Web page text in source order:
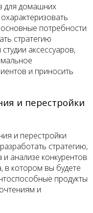
для домашних
потребности
стратегию
аксессуаров,
и приносить
и перестройки
и перестройки
стратегию,
анализе конкурентов.
в котором вы будете
продукты
и